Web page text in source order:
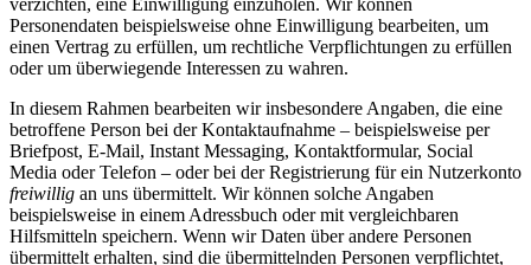
verzichten, eine Einwilligung einzuholen. Wir können
Personendaten beispielsweise ohne Einwilligung bearbeiten, um
einen Vertrag zu erfüllen, um rechtliche Verpflichtungen zu erfüllen
oder um überwiegende Interessen zu wahren.
In diesem Rahmen bearbeiten wir insbesondere Angaben, die eine
betroffene Person bei der Kontaktaufnahme – beispielsweise per
Briefpost, E-Mail, Instant Messaging, Kontaktformular, Social
Media oder Telefon – oder bei der Registrierung für ein Nutzerkonto
freiwillig an uns übermittelt. Wir können solche Angaben
beispielsweise in einem Adressbuch oder mit vergleichbaren
Hilfsmitteln speichern. Wenn wir Daten über andere Personen
übermittelt erhalten, sind die übermittelnden Personen verpflichtet,